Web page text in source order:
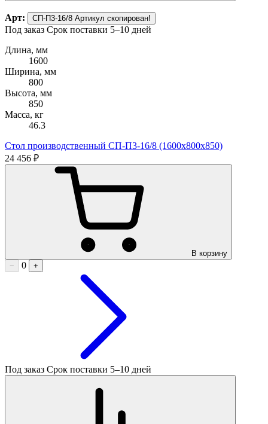
Арт: СП-П3-16/8 Артикул скопирован!
Под заказ Срок поставки 5–10 дней
Длина, мм
1600
Ширина, мм
800
Высота, мм
850
Масса, кг
46.3
Стол производственный СП-П3-16/8 (1600х800х850)
24 456 ₽
В корзину
−
0 +
Под заказ Срок поставки 5–10 дней